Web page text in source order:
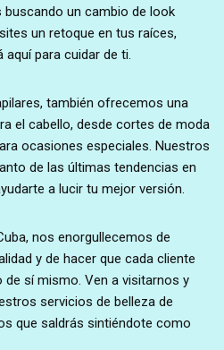
buscando un cambio de look
un retoque en tus raíces,
para cuidar de ti.
también ofrecemos una
el cabello, desde cortes de moda
ocasiones especiales. Nuestros
de las últimas tendencias en
a lucir tu mejor versión.
nos enorgullecemos de
y de hacer que cada cliente
sí mismo. Ven a visitarnos y
servicios de belleza de
que saldrás sintiéndote como